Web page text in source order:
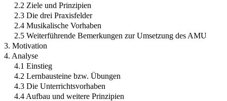
2.2 Ziele und Prinzipien
2.3 Die drei Praxisfelder
2.4 Musikalische Vorhaben
2.5 Weiterführende Bemerkungen zur Umsetzung des AMU
3. Motivation
4. Analyse
4.1 Einstieg
4.2 Lernbausteine bzw. Übungen
4.3 Die Unterrichtsvorhaben
4.4 Aufbau und weitere Prinzipien